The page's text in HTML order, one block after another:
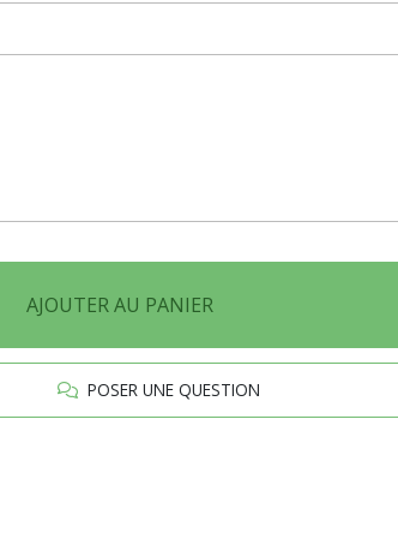
AJOUTER AU PANIER
POSER UNE QUESTION